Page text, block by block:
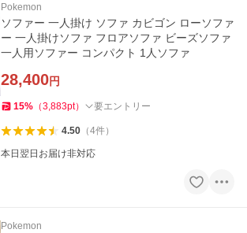
Pokemon
ソファー 一人掛け ソファ カビゴン ローソファ
ー 一人掛けソファ フロアソファ ビーズソファ
一人用ソファー コンパクト 1人ソファ
28,400円
15% （3,883pt） 要エントリー
4.50（4件）
本日翌日お届け非対応
Pokemon